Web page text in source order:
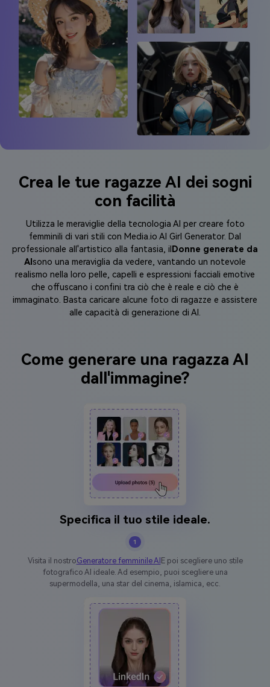
Crea le tue ragazze AI dei sogni
con facilità
Utilizza le meraviglie della tecnologia AI per creare foto
femminili di vari stili con Media.io AI Girl Generator. Dal
professionale all'artistico alla fantasia, il Donne generate da
AI sono una meraviglia da vedere, vantando un notevole
realismo nella loro pelle, capelli e espressioni facciali emotive
che offuscano i confini tra ciò che è reale e ciò che è
immaginato. Basta caricare alcune foto di ragazze e assistere
alle capacità di generazione di AI.
Come generare una ragazza AI
dall'immagine?
Specifica il tuo stile ideale.
1
Visita il nostroGeneratore femminile AI E poi scegliere uno stile
fotografico AI ideale. Ad esempio, puoi scegliere una
supermodella, una star del cinema, islamica, ecc.